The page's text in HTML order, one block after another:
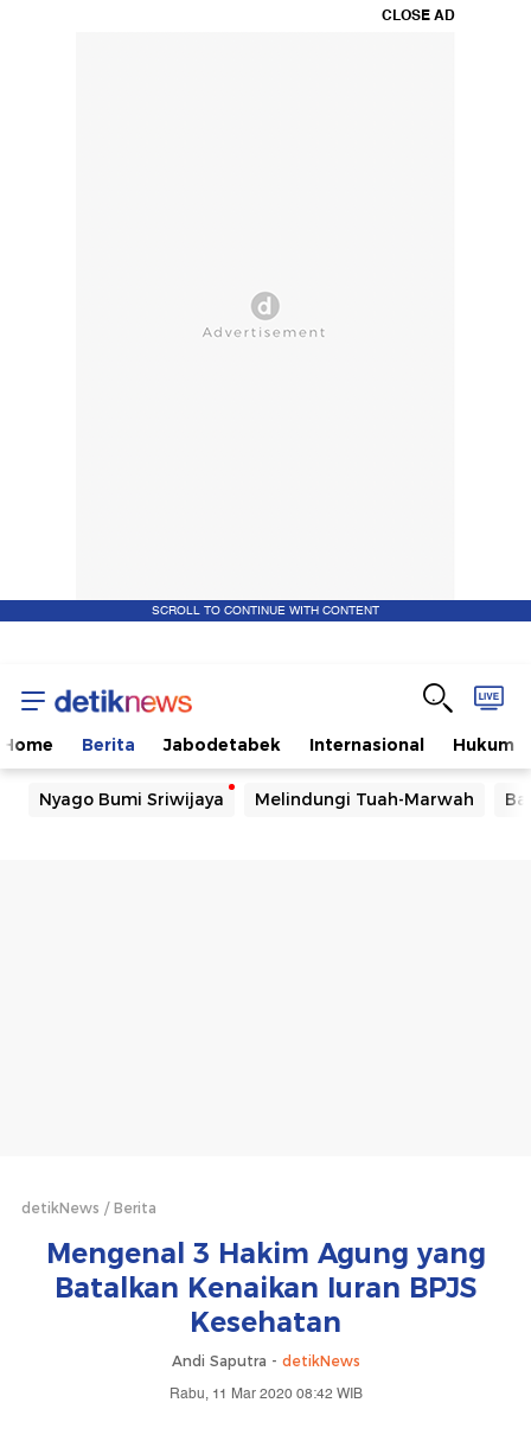
CLOSE AD
SCROLL TO CONTINUE WITH CONTENT
Home Berita Jabodetabek Internasional Hukum
Nyago Bumi Sriwijaya Melindungi Tuah-Marwah
detikNews Berita
Mengenal 3 Hakim Agung yang
Batalkan Kenaikan Iuran BPJS
Kesehatan
Andi Saputra - detikNews
Rabu, 11 Mar 2020 08:42 WIB